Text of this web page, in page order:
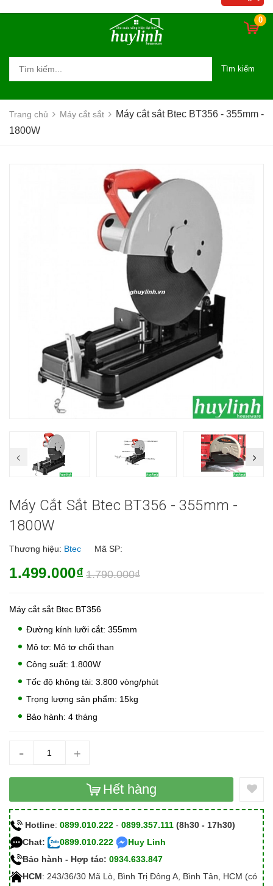
0
Tìm kiếm
Trang chủ Máy cắt sắt
Máy cắt sắt Btec BT356 - 355mm -
1800W
Máy Cắt Sắt Btec BT356 - 355mm -
1800W
Thương hiệu: Btec Mã SP:
1.499.000₫ 1.790.000₫
Máy cắt sắt Btec BT356
Đường kính lưỡi cắt: 355mm
Mô tơ: Mô tơ chổi than
Công suất: 1.800W
Tốc độ không tải: 3.800 vòng/phút
Trọng lượng sản phẩm: 15kg
Bảo hành: 4 tháng
- +
Hết hàng
Hotline: 0899.010.222 - 0899.357.111 (8h30 - 17h30)
Chat:
0899.010.222
Huy Linh
Bảo hành - Hợp tác: 0934.633.847
HCM: 243/36/30 Mã Lò, Bình Trị Đông A, Bình Tân, HCM (có